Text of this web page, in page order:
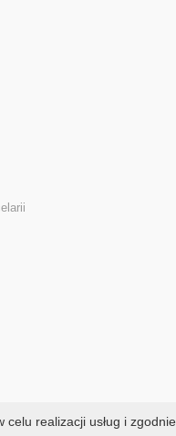
2013 - 2026specprawnik.pl
celu realizacji usług i